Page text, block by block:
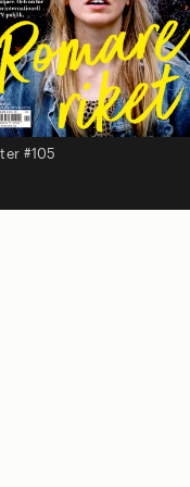
#105